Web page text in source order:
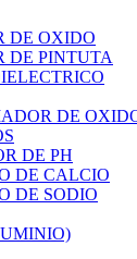
DE OXIDO
DE PINTUTA
DE
DE PH
DE CALCIO
DE SODIO